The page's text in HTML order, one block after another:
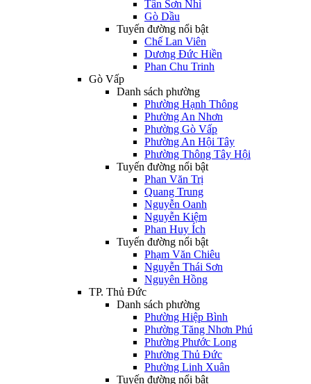
Tân Sơn Nhì
Gò Dầu
Tuyến đường nổi bật
Chế Lan Viên
Dương Đức Hiền
Phan Chu Trinh
Gò Vấp
Danh sách phường
Phường Hạnh Thông
Phường An Nhơn
Phường Gò Vấp
Phường An Hội Tây
Phường Thông Tây Hội
Tuyến đường nổi bật
Phan Văn Trị
Quang Trung
Nguyễn Oanh
Nguyễn Kiệm
Phan Huy Ích
Tuyến đường nổi bật
Phạm Văn Chiêu
Nguyễn Thái Sơn
Nguyên Hồng
TP. Thủ Đức
Danh sách phường
Phường Hiệp Bình
Phường Tăng Nhơn Phú
Phường Phước Long
Phường Thủ Đức
Phường Linh Xuân
Tuyến đường nổi bật